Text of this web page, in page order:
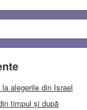
la alegerile din Israel
timpul și după